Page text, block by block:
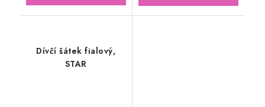
Dívčí šátek fialový,
STAR